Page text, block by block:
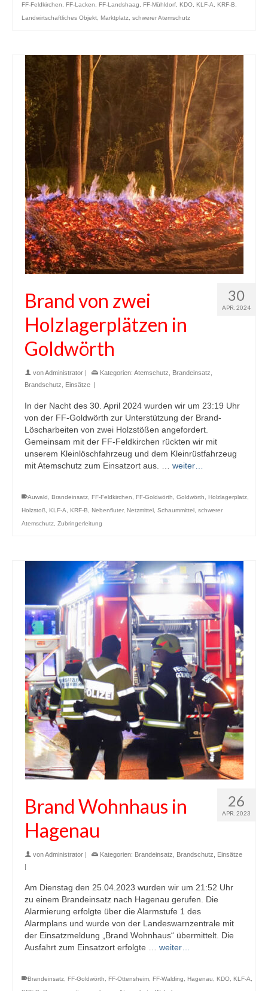
FF-Feldkirchen
FF-Lacken FF-Landshaag FF-Mühldorf KDO KLF-A KRF-B
Landwirtschaftliches Objekt Marktplatz schwerer Atemschutz
30
APR. 2024
Brand von zwei
Holzlagerplätzen in
Goldwörth
vonAdministrator | Kategorien: Atemschutz Brandeinsatz
Brandschutz
Einsätze |
In der Nacht des 30. April 2024 wurden wir um 23:19 Uhr
von der FF-Goldwörth zur Unterstützung der Brand-
Löscharbeiten von zwei Holzstößen angefordert.
Gemeinsam mit der FF-Feldkirchen rückten wir mit
unserem Kleinlöschfahrzeug und dem Kleinrüstfahrzeug
mit Atemschutz zum Einsatzort aus. … weiter…
Auwald Brandeinsatz FF-Feldkirchen FF-Goldwörth Goldwörth Holzlagerplatz
Holzstoß KLF-A KRF-B Nebenfluter, Netzmittel Schaummittel schwerer
Atemschutz Zubringerleitung
26
APR. 2023
Brand Wohnhaus in
Hagenau
vonAdministrator | Kategorien: Brandeinsatz Brandschutz
Einsätze
|
Am Dienstag den 25.04.2023 wurden wir um 21:52 Uhr
zu einem Brandeinsatz nach Hagenau gerufen. Die
Alarmierung erfolgte über die Alarmstufe 1 des
Alarmplans und wurde von der Landeswarnzentrale mit
der Einsatzmeldung „Brand Wohnhaus“ übermittelt. Die
Ausfahrt zum Einsatzort erfolgte … weiter…
Brandeinsatz FF-Goldwörth FF-Ottensheim FF-Walding Hagenau KDO KLF-A